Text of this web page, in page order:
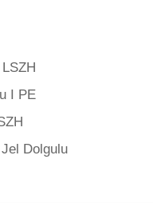
I PE
Dolgulu